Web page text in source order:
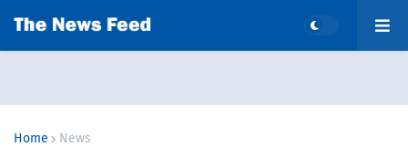
Home News